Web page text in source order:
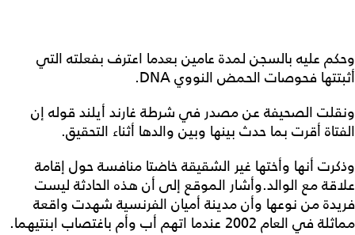
وحكم عليه بالسجن لمدة عامين بعدما اعترف بفعلته التي
أثبتتها فحوصات الحمض النووي DNA.
ونقلت الصحيفة عن مصدر في شرطة غارند أيلند قوله إن
الفتاة أقرت بما حدث بينها وبين والدها أثناء التحقيق.
وذكرت أنها وأختها غير الشقيقة خاضتا منافسة حول إقامة
علاقة مع الوالد.وأشار الموقع إلى أن هذه الحادثة ليست
فريدة من نوعها وأن مدينة أميان الفرنسية شهدت واقعة
مماثلة في العام 2002 عندما اتهم أب وأم باغتصاب ابنتيهما.